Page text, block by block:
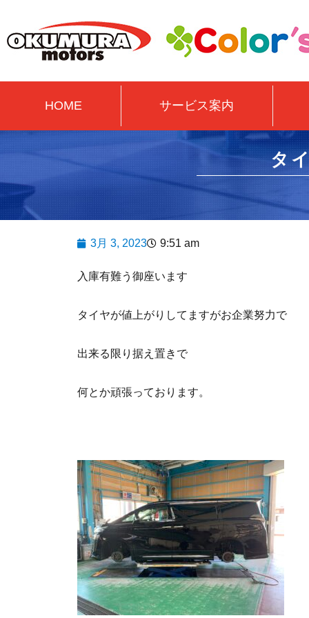
HOME サービス案内
タ
3月 3, 2023 9:51 am
入庫有難う御座います
タイヤが値上がりしてますがお企業努力で
出来る限り据え置きで
何とか頑張っております。